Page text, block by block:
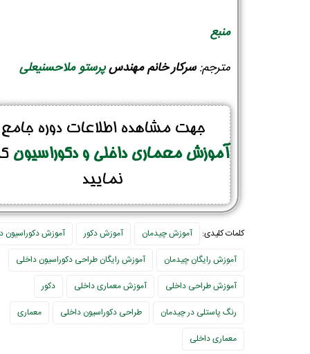
منبع
مترجم:سرکارخانم مهندسپرستو ملاحسنیعلی
جهت مشاهده اطلاعات دوره جامع
آموزش معماری داخلی و دکوراسیون
نمایید
کلمات کلیدی: آموزش چیدمان آموزش دکور
آموزش دکوراسیون
آموزش رایگان چیدمان
آموزش رایگان طراحی دکوراسیون داخلی
آموزش طراحی داخلی
آموزش معماری داخلی
دکور
رنگ پاستلی در چیدمان
طراحی دکوراسیون داخلی
معماری
معماری داخلی